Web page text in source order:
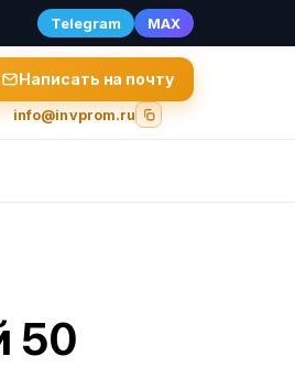
Telegram MAX
Написать на почту
info@invprom.ru
50